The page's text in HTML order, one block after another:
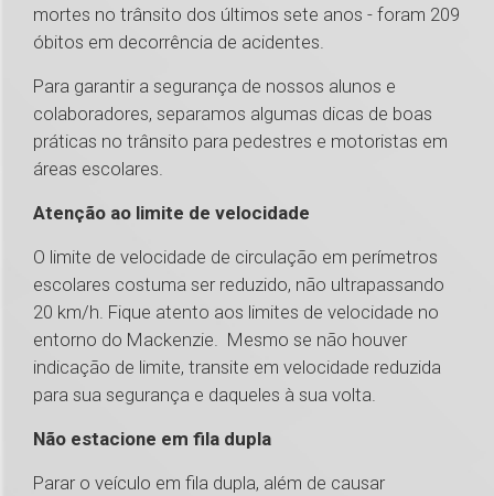
mortes no trânsito dos últimos sete anos - foram 209
óbitos em decorrência de acidentes.
Para garantir a segurança de nossos alunos e
colaboradores, separamos algumas dicas de boas
práticas no trânsito para pedestres e motoristas em
áreas escolares.
Atenção ao limite de velocidade
O limite de velocidade de circulação em perímetros
escolares costuma ser reduzido, não ultrapassando
20 km/h. Fique atento aos limites de velocidade no
entorno do Mackenzie. Mesmo se não houver
indicação de limite, transite em velocidade reduzida
para sua segurança e daqueles à sua volta.
Não estacione em fila dupla
Parar o veículo em fila dupla, além de causar